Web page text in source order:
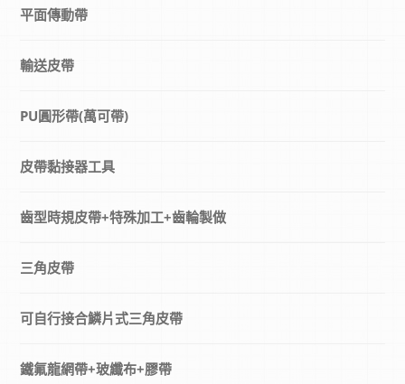
平面傳動帶
輸送皮帶
PU圓形帶(萬可帶)
皮帶黏接器工具
齒型時規皮帶+特殊加工+齒輪製做
三角皮帶
可自行接合鱗片式三角皮帶
鐵氟龍網帶+玻纖布+膠帶